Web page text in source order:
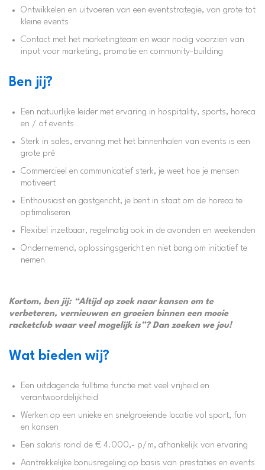
Ontwikkelen en uitvoeren van een eventstrategie, van grote tot
kleine events
Contact met het marketingteam en waar nodig voorzien van
input voor marketing, promotie en community-building
Ben jij?
Een natuurlijke leider met ervaring in hospitality, sports, horeca
en / of events
Sterk in sales, ervaring met het binnenhalen van events is een
grote pré
Commercieel en communicatief sterk, je weet hoe je mensen
motiveert
Enthousiast en gastgericht, je bent in staat om de horeca te
optimaliseren
Flexibel inzetbaar, regelmatig ook in de avonden en weekenden
Ondernemend, oplossingsgericht en niet bang om initiatief te
nemen
Kortom, ben jij: “Altijd op zoek naar kansen om te
verbeteren, vernieuwen en groeien binnen een mooie
racketclub waar veel mogelijk is”? Dan zoeken we jou!
Wat bieden wij?
Een uitdagende fulltime functie met veel vrijheid en
verantwoordelijkheid
Werken op een unieke en snelgroeiende locatie vol sport, fun
en kansen
Een salaris rond de € 4.000,- p/m, afhankelijk van ervaring
Aantrekkelijke bonusregeling op basis van prestaties en events